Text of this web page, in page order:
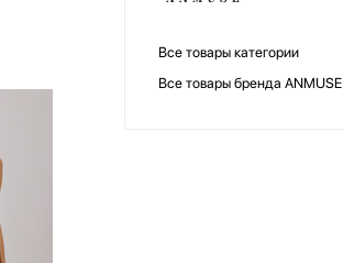
СКИДКА
Все товары категории
Все товары бренда ANMUSE